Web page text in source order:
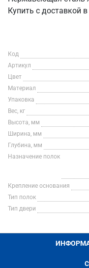
Купить с доставкой
Код
Артикул
Цвет
Материал
Упаковка
Вес, кг
Высота, мм
Ширина, мм
Глубина, мм
Назначение полок
Крепление основания
Тип полок
Тип двери